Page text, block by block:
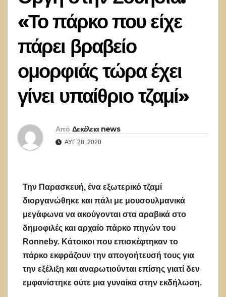
«Το πάρκο που είχε
πάρει βραβείο
ομορφιάς τώρα έχει
γίνει υπαίθριο τζαμί»
Από Δεκέλεια news
ΑΥΓ 28, 2020
Την Παρασκευή, ένα εξωτερικό τζαμί
διοργανώθηκε και πάλι με μουσουλμανικά
μεγάφωνα να ακούγονται στα αραβικά στο
δημοφιλές και αρχαίο πάρκο πηγών του
Ronneby. Κάτοικοι που επισκέφτηκαν το
πάρκο εκφράζουν την απογοήτευσή τους για
την εξέλιξη και αναρωτιούνται επίσης γιατί δεν
εμφανίστηκε ούτε μια γυναίκα στην εκδήλωση.